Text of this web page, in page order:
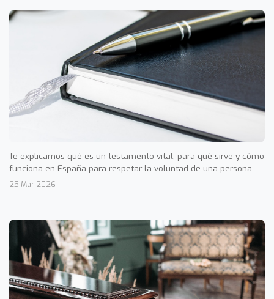
Te explicamos qué es un testamento vital, para qué sirve y cómo
funciona en España para respetar la voluntad de una persona.
25 Mar 2026